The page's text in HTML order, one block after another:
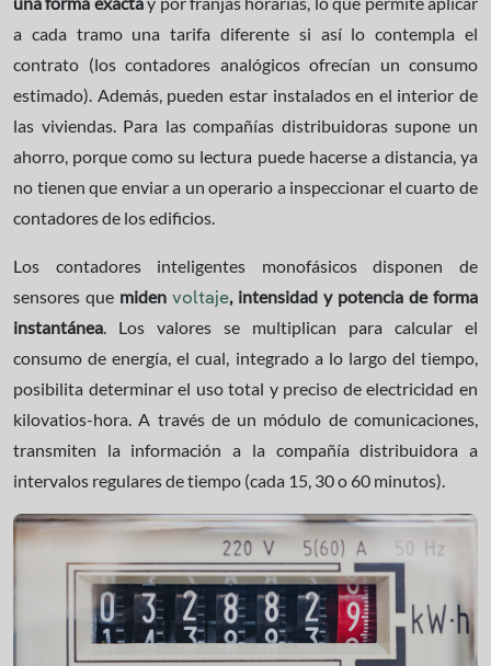
a cada tramo una tarifa diferente si así lo contempla el
contrato (los contadores analógicos ofrecían un consumo
estimado). Además, pueden estar instalados en el interior de
las viviendas. Para las compañías distribuidoras supone un
ahorro, porque como su lectura puede hacerse a distancia, ya
no tienen que enviar a un operario a inspeccionar el cuarto de
contadores de los edificios.
Los contadores inteligentes monofásicos disponen de
sensores que miden voltaje, intensidad y potencia de forma
instantánea . Los valores se multiplican para calcular el
consumo de energía, el cual, integrado a lo largo del tiempo,
posibilita determinar el uso total y preciso de electricidad en
kilovatios-hora. A través de un módulo de comunicaciones,
transmiten la información a la compañía distribuidora a
intervalos regulares de tiempo (cada 15, 30 o 60 minutos).